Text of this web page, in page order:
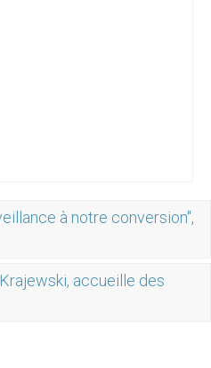
à notre conversion",
accueille des